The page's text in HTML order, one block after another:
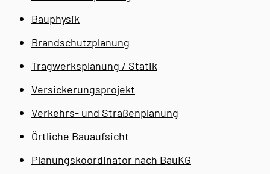
Bauphysik
Brandschutzplanung
Tragwerksplanung / Statik
Versickerungsprojekt
Verkehrs- und Straßenplanung
Örtliche Bauaufsicht
Planungskoordinator nach BauKG